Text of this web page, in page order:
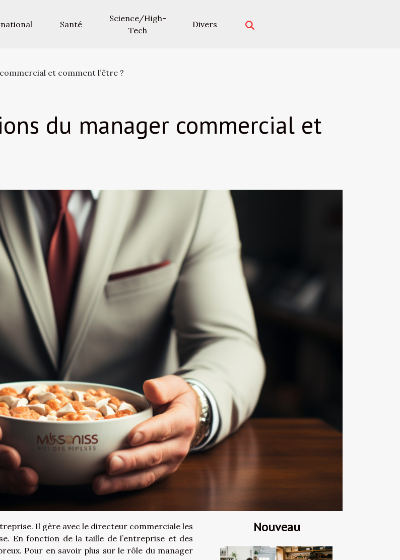
Santé
Science/High-
Tech
Divers
et comment l’être ?
du manager commercial et
Il gère avec le directeur commerciale les
En fonction de la taille de l’entreprise et des
Pour en savoir plus sur le rôle du manager
Nouveau